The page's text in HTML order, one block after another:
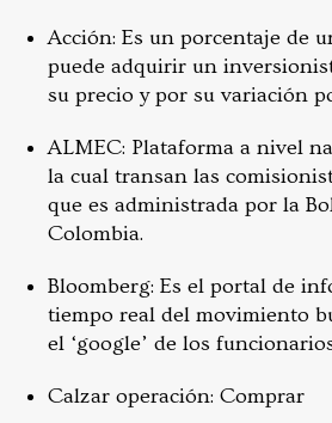
Acción: Es un porcentaje de
puede adquirir un
su precio y por su variación
ALMEC: Plataforma a nivel
la cual transan las
que es administrada por la
Colombia.
Bloomberg: Es el portal de
tiempo real del movimiento
el ‘google’ de los
Calzar operación: Comprar